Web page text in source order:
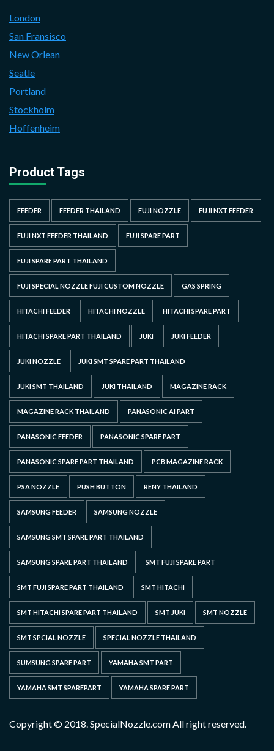
London
San Fransisco
New Orlean
Seatle
Portland
Stockholm
Hoffenheim
Product Tags
FEEDER FEEDER THAILAND FUJI NOZZLE FUJI NXT FEEDER
FUJI NXT FEEDER THAILAND FUJI SPARE PART
FUJI SPARE PART THAILAND
FUJI SPECIAL NOZZLE FUJI CUSTOM NOZZLE GAS SPRING
HITACHI FEEDER HITACHI NOZZLE HITACHI SPARE PART
HITACHI SPARE PART THAILAND JUKI JUKI FEEDER
JUKI NOZZLE JUKI SMT SPARE PART THAILAND
JUKI SMT THAILAND JUKI THAILAND MAGAZINE RACK
MAGAZINE RACK THAILAND PANASONIC AI PART
PANASONIC FEEDER PANASONIC SPARE PART
PANASONIC SPARE PART THAILAND PCB MAGAZINE RACK
PSA NOZZLE PUSH BUTTON RENY THAILAND
SAMSUNG FEEDER SAMSUNG NOZZLE
SAMSUNG SMT SPARE PART THAILAND
SAMSUNG SPARE PART THAILAND SMT FUJI SPARE PART
SMT FUJI SPARE PART THAILAND SMT HITACHI
SMT HITACHI SPARE PART THAILAND SMT JUKI SMT NOZZLE
SMT SPCIAL NOZZLE SPECIAL NOZZLE THAILAND
SUMSUNG SPARE PART YAMAHA SMT PART
YAMAHA SMT SPAREPART YAMAHA SPARE PART
Copyright © 2018. SpecialNozzle.com All right reserved.